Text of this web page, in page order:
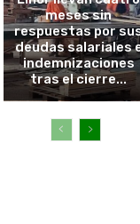
meses sin
respuestas por
deudas salariales
indemnizaciones
tras el cierre...